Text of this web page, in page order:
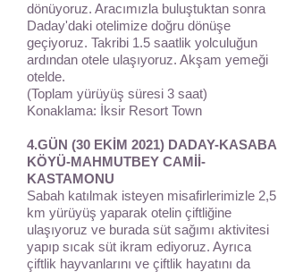
dönüyoruz. Aracımızla buluştuktan sonra
Daday'daki otelimize doğru dönüşe
geçiyoruz. Takribi 1.5 saatlik yolculuğun
ardından otele ulaşıyoruz. Akşam yemeği
otelde.
(Toplam yürüyüş süresi 3 saat)
Konaklama: İksir Resort Town
4.GÜN (30 EKİM 2021) DADAY-KASABA
KÖYÜ-MAHMUTBEY CAMİİ-
KASTAMONU
Sabah katılmak isteyen misafirlerimizle 2,5
km yürüyüş yaparak otelin çiftliğine
ulaşıyoruz ve burada süt sağımı aktivitesi
yapıp sıcak süt ikram ediyoruz. Ayrıca
çiftlik hayvanlarını ve çiftlik hayatını da